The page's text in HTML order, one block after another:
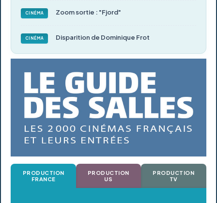
CINÉMA Zoom sortie : "Fjord"
CINÉMA Disparition de Dominique Frot
PRODUCTION
FRANCE
PRODUCTION
US
PRODUCTION
TV